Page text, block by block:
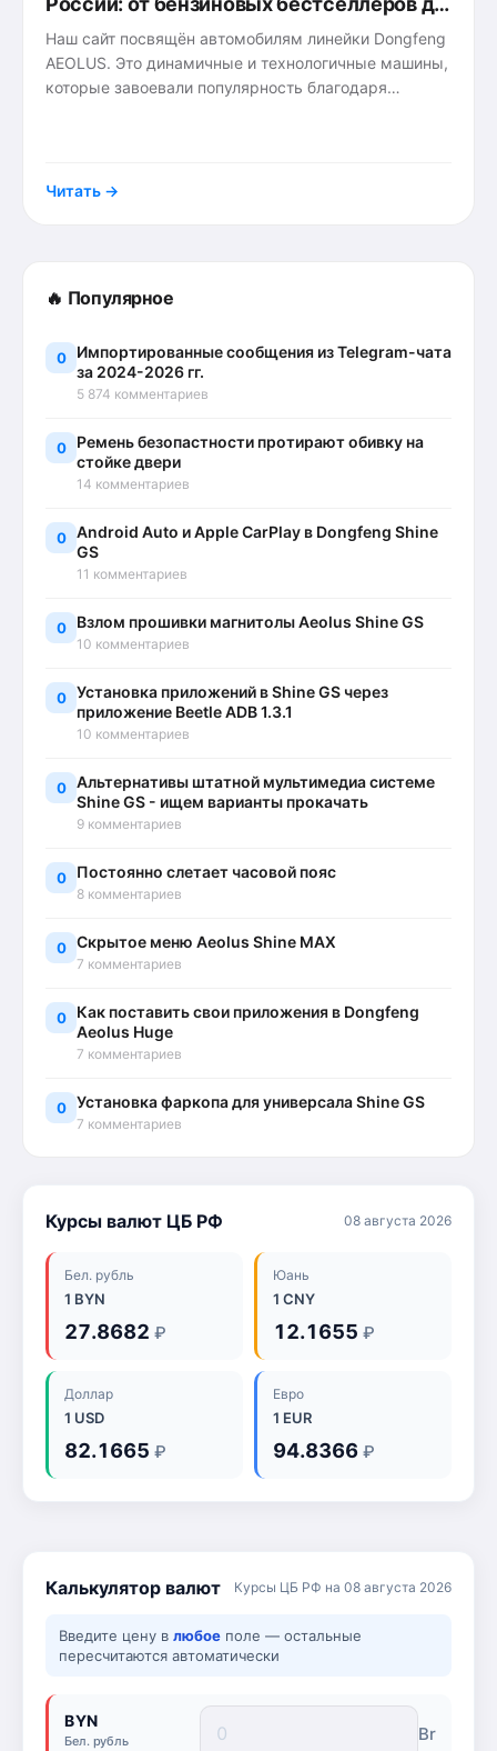
электрических новинок. Стоит ли
расширять информацию?
Наш сайт посвящён автомобилям линейки Dongfeng
AEOLUS. Это динамичные и технологичные машины,
которые завоевали популярность благодаря
Читать →
🔥 Популярное
0
Импортированные сообщения из Telegram-чата
за 2024-2026 гг.
5 874 комментариев
0
Ремень безопастности протирают обивку на
стойке двери
14 комментариев
0 Android Auto и Apple CarPlay в Dongfeng Shine
GS
11 комментариев
0 Взлом прошивки магнитолы Aeolus Shine GS
10 комментариев
0 Установка приложений в Shine GS через
приложение Beetle ADB 1.3.1
10 комментариев
0 Альтернативы штатной мультимедиа системе
Shine GS - ищем варианты прокачать
9 комментариев
0 Постоянно слетает часовой пояс
8 комментариев
0 Скрытое меню Aeolus Shine MAX
7 комментариев
0
Как поставить свои приложения в Dongfeng
Aeolus Huge
7 комментариев
0 Установка фаркопа для универсала Shine GS
7 комментариев
Курсы валют ЦБ РФ 08 августа 2026
Бел. рубль
1 BYN
27.8682 ₽
Юань
1 CNY
12.1655 ₽
Доллар
1 USD
82.1665 ₽
Евро
1 EUR
94.8366 ₽
Калькулятор валют Курсы ЦБ РФ на 08 августа 2026
Введите цену в любое поле — остальные
пересчитаются автоматически
BYN
Бел. рубль Br